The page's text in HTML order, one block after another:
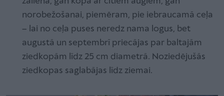
norobežošanai, piemēram, pie iebraucamā ceļa
– lai no ceļa puses neredz nama logus, bet
augustā un septembrī priecājas par baltajām
ziedkopām līdz 25 cm diametrā. Noziedējušās
ziedkopas saglabājas līdz ziemai.